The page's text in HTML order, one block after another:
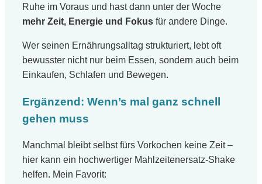
Ruhe im Voraus und hast dann unter der Woche
mehr Zeit, Energie und Fokus für andere Dinge.
Wer seinen Ernährungsalltag strukturiert, lebt oft
bewusster nicht nur beim Essen, sondern auch beim
Einkaufen, Schlafen und Bewegen.
Ergänzend: Wenn’s mal ganz schnell
gehen muss
Manchmal bleibt selbst fürs Vorkochen keine Zeit –
hier kann ein hochwertiger Mahlzeitenersatz-Shake
helfen. Mein Favorit: